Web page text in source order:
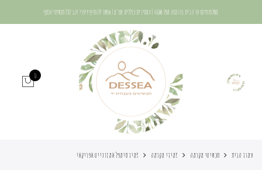
משלוח חינם עד הבית בהזמנה מעל 400₪ | המחירים כוללים מע"מ | אפשר להוסיף ציפוי זהב לכל תכשיטי הכסף
0
עמוד הבית תכשיטי מקרמה צמידי מקרמה צמיד סימפל אמזונייט אפריקאי